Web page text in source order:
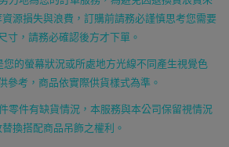
源損失與浪費，訂購前請務必謹慎思考您需要
寸，請務必確認後方才下單。
的螢幕狀況或所處地方光線不同產生視覺色
參考，商品依實際供貨樣式為準。
零件有缺貨情況，本服務與本公司保留視情況
換搭配商品吊飾之權利。